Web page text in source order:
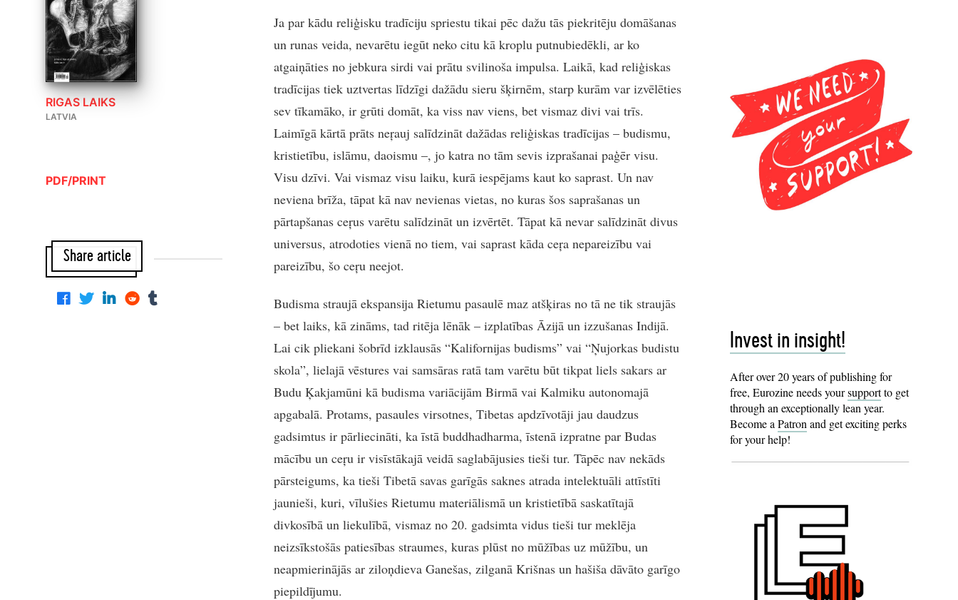
Ja par kādu reliģisku tradīciju spriestu tikai pēc dažu tās piekritēju domāšanas
un runas veida, nevarētu iegūt neko citu kā kroplu putnubiedēkli, ar ko
atgaiņāties no jebkura sirdi vai prātu svilinoša impulsa. Laikā, kad reliģiskas
tradīcijas tiek uztvertas līdzīgi dažādu sieru šķirnēm, starp kurām var izvēlēties
sev tīkamāko, ir grūti domāt, ka viss nav viens, bet vismaz divi vai trīs.
Laimīgā kārtā prāts neŗauj salīdzināt dažādas reliģiskas tradīcijas – budismu,
kristietību, islāmu, daoismu –, jo katra no tām sevis izprašanai paģēr visu.
Visu dzīvi. Vai vismaz visu laiku, kurā iespējams kaut ko saprast. Un nav
neviena brīža, tāpat kā nav nevienas vietas, no kuras šos saprašanas un
pārtapšanas ceŗus varētu salīdzināt un izvērtēt. Tāpat kā nevar salīdzināt divus
universus, atrodoties vienā no tiem, vai saprast kāda ceŗa nepareizību vai
pareizību, šo ceŗu neejot.
Budisma straujā ekspansija Rietumu pasaulē maz atšķiras no tā ne tik straujās
– bet laiks, kā zināms, tad ritēja lēnāk – izplatības Āzijā un izzušanas Indijā.
Lai cik pliekani šobrīd izklausās “Kalifornijas budisms” vai “Ņujorkas budistu
skola”, lielajā vēstures vai samsāras ratā tam varētu būt tikpat liels sakars ar
Budu Ķakjamūni kā budisma variācijām Birmā vai Kalmiku autonomajā
apgabalā. Protams, pasaules virsotnes, Tibetas apdzīvotāji jau daudzus
gadsimtus ir pārliecināti, ka īstā buddhadharma, īstenā izpratne par Budas
mācību un ceŗu ir visīstākajā veidā saglabājusies tieši tur. Tāpēc nav nekāds
pārsteigums, ka tieši Tibetā savas garīgās saknes atrada intelektuāli attīstīti
jaunieši, kuri, vīlušies Rietumu materiālismā un kristietībā saskatītajā
divkosībā un liekulībā, vismaz no 20. gadsimta vidus tieši tur meklēja
neizsīkstošās patiesības straumes, kuras plūst no mūžības uz mūžību, un
neapmierinājās ar ziloņdieva Ganešas, zilganā Krišnas un hašiša dāvāto garīgo
piepildījumu.
RIGAS LAIKS
LATVIA
PDF/PRINT
Share article
Invest in insight!
After over 20 years of publishing for
free, Eurozine needs yoursupportto get
through an exceptionally lean year.
Become aPatronand get exciting perks
for your help!